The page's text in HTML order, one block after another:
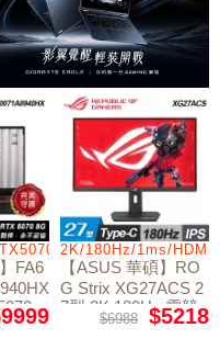
512GB/16G
FA6
2K/180Hz/1ms/
【ASUS 華碩】RO
G Strix XG27ACS 2
7型 2K 180Hz 電競
$6988 $5218